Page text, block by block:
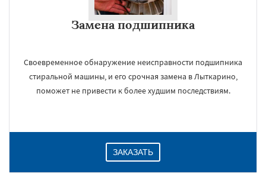
Замена подшипника
Своевременное обнаружение неисправности подшипника
стиральной машины, и его срочная замена в Лыткарино,
поможет не привести к более худшим последствиям.
ЗАКАЗАТЬ